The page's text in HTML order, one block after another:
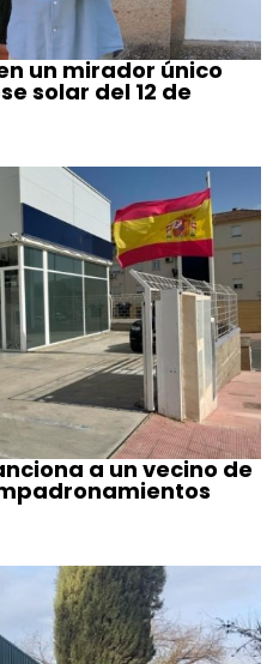
un mirador único
solar del 12 de
a un vecino de